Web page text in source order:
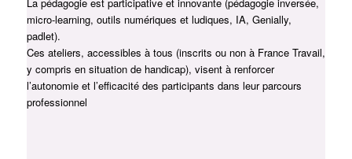
La pédagogie est participative et innovante (pédagogie inversée,
micro-learning, outils numériques et ludiques, IA, Genially,
padlet).
Ces ateliers, accessibles à tous (inscrits ou non à France Travail,
y compris en situation de handicap), visent à renforcer
l’autonomie et l’efficacité des participants dans leur parcours
professionnel